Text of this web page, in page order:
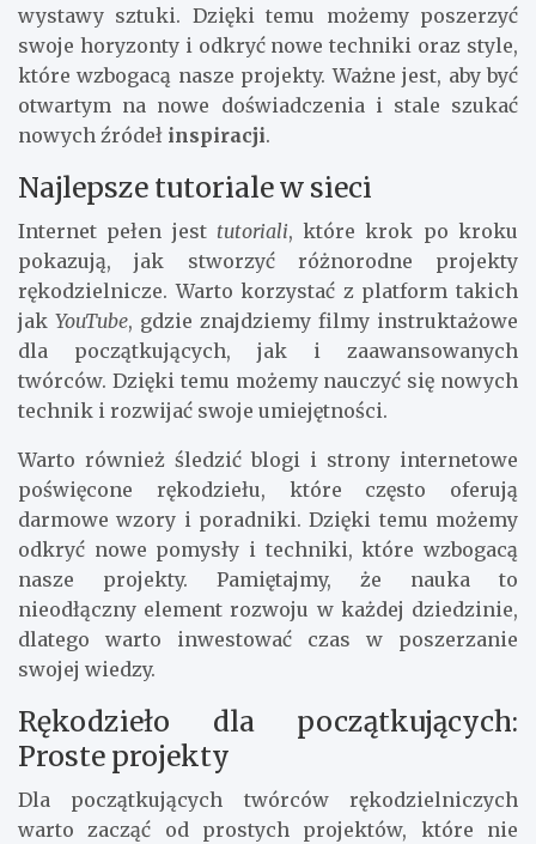
wystawy sztuki. Dzięki temu możemy poszerzyć
swoje horyzonty i odkryć nowe techniki oraz style,
które wzbogacą nasze projekty. Ważne jest, aby być
otwartym na nowe doświadczenia i stale szukać
nowych źródeł inspiracji.
Najlepsze tutoriale w sieci
Internet pełen jest tutoriali, które krok po kroku
pokazują, jak stworzyć różnorodne projekty
rękodzielnicze. Warto korzystać z platform takich
jak YouTube, gdzie znajdziemy filmy instruktażowe
dla początkujących, jak i zaawansowanych
twórców. Dzięki temu możemy nauczyć się nowych
technik i rozwijać swoje umiejętności.
Warto również śledzić blogi i strony internetowe
poświęcone rękodziełu, które często oferują
darmowe wzory i poradniki. Dzięki temu możemy
odkryć nowe pomysły i techniki, które wzbogacą
nasze projekty. Pamiętajmy, że nauka to
nieodłączny element rozwoju w każdej dziedzinie,
dlatego warto inwestować czas w poszerzanie
swojej wiedzy.
Rękodzieło dla początkujących:
Proste projekty
Dla początkujących twórców rękodzielniczych
warto zacząć od prostych projektów, które nie